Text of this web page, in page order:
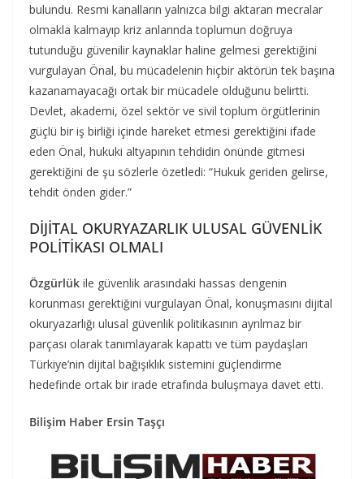
bulundu. Resmi kanalların yalnızca bilgi aktaran mecralar
olmakla kalmayıp kriz anlarında toplumun doğruya
tutunduğu güvenilir kaynaklar haline gelmesi gerektiğini
vurgulayan Önal, bu mücadelenin hiçbir aktörün tek başına
kazanamayacağı ortak bir mücadele olduğunu belirtti.
Devlet, akademi, özel sektör ve sivil toplum örgütlerinin
güçlü bir iş birliği içinde hareket etmesi gerektiğini ifade
eden Önal, hukuki altyapının tehdidin önünde gitmesi
gerektiğini de şu sözlerle özetledi: “Hukuk geriden gelirse,
tehdit önden gider.”
DİJİTAL OKURYAZARLIK ULUSAL GÜVENLİK
POLİTİKASI OLMALI
Özgürlük ile güvenlik arasındaki hassas dengenin
korunması gerektiğini vurgulayan Önal, konuşmasını dijital
okuryazarlığı ulusal güvenlik politikasının ayrılmaz bir
parçası olarak tanımlayarak kapattı ve tüm paydaşları
Türkiye’nin dijital bağışıklık sistemini güçlendirme
hedefinde ortak bir irade etrafında buluşmaya davet etti.
Bilişim Haber Ersin Taşçı